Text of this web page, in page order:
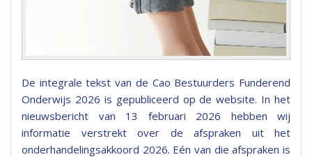
De integrale tekst van de Cao Bestuurders Funderend
Onderwijs 2026 is gepubliceerd op de website. In het
nieuwsbericht van 13 februari 2026 hebben wij
informatie verstrekt over de afspraken uit het
onderhandelingsakkoord 2026. Eén van die afspraken is